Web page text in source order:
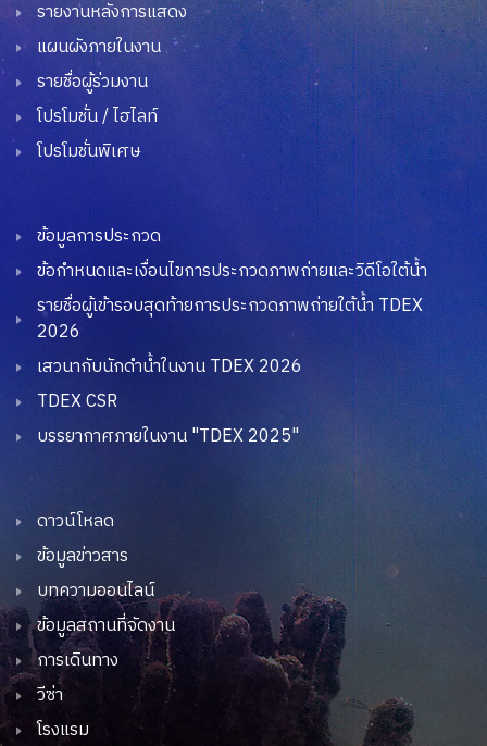
รายงานหลังการแสดง
แผนผังภายในงาน
รายชื่อผู้ร่วมงาน
โปรโมชั่น / ไฮไลท์
โปรโมชั่นพิเศษ
ข้อมูลการประกวด
ข้อกำหนดและเงื่อนไขการประกวดภาพถ่ายและวิดีโอใต้น้ำ
รายชื่อผู้เข้ารอบสุดท้ายการประกวดภาพถ่ายใต้น้ำ TDEX
2026
เสวนากับนักดำน้ำในงาน TDEX 2026
TDEX CSR
บรรยากาศภายในงาน "TDEX 2025"
ดาวน์โหลด
ข้อมูลข่าวสาร
บทความออนไลน์
ข้อมูลสถานที่จัดงาน
การเดินทาง
วีซ่า
โรงแรม